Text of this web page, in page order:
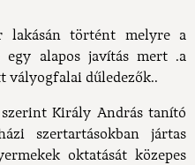
lakásán történt melyre a
alapos javítás mert .a
vályogfalai dűledezők..
Király András tanító
szertartásokban jártas
oktatását közepes